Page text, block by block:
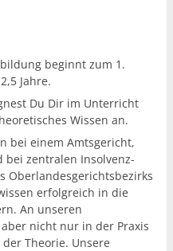
beginnt zum 1.
Jahre.
Du Dir im Unterricht
Wissen an.
bei einem Amtsgericht,
bei zentralen Insolvenz-
Oberlandesgerichtsbezirks
erfolgreich in die
An unseren
nicht nur in der Praxis
Theorie. Unsere